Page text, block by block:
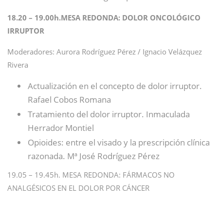
18.20 – 19.00h.MESA REDONDA: DOLOR ONCOLÓGICO
IRRUPTOR
Moderadores: Aurora Rodríguez Pérez / Ignacio Velázquez
Rivera
Actualización en el concepto de dolor irruptor.
Rafael Cobos Romana
Tratamiento del dolor irruptor. Inmaculada
Herrador Montiel
Opioides: entre el visado y la prescripción clínica
razonada. Mª José Rodríguez Pérez
19.05 – 19.45h. MESA REDONDA: FÁRMACOS NO
ANALGÉSICOS EN EL DOLOR POR CÁNCER